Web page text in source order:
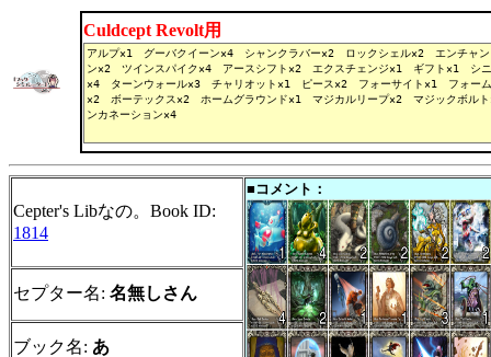
Culdcept Revolt用
Cepter's Libなの。Book ID:
1814
■コメント：
セプター名: 名無しさん
ブック名: あ